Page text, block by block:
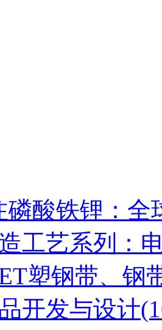
磷酸铁锂：全
工艺系列：
塑钢带、钢
开发与设计